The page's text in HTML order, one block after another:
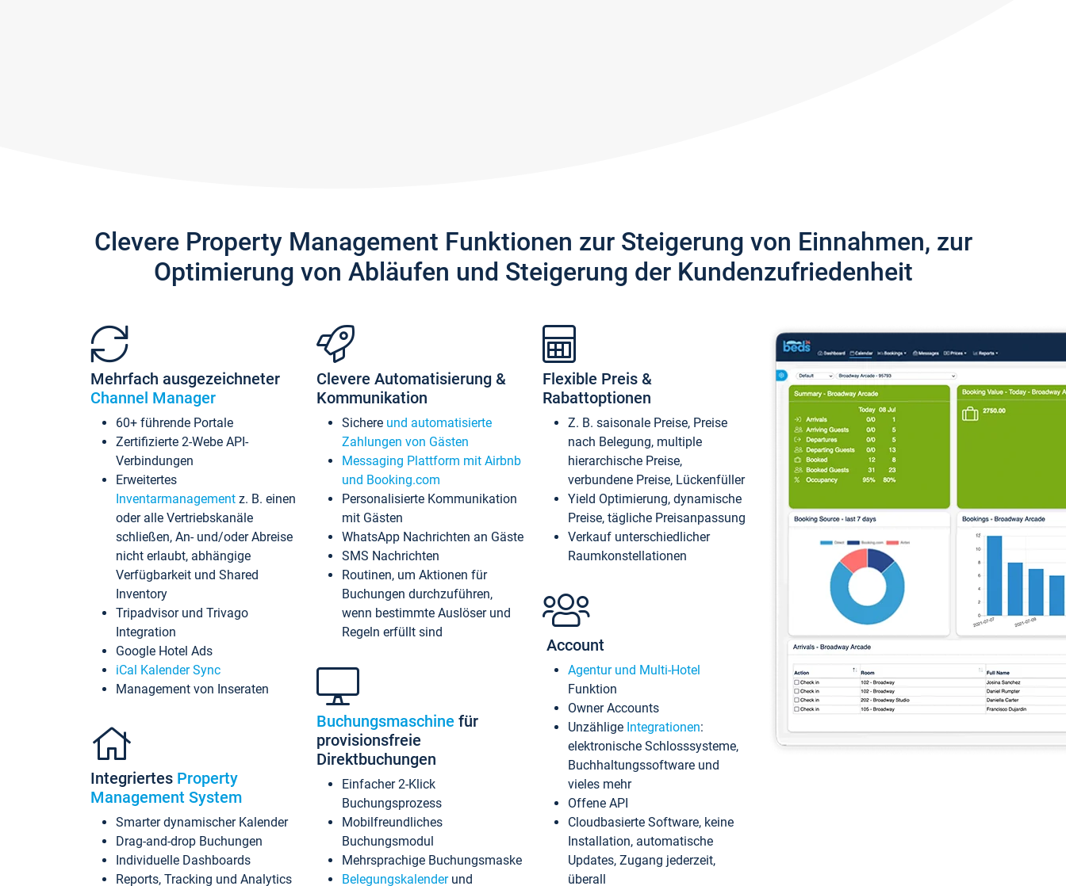
Clevere Property Management Funktionen zur Steigerung von Einnahmen, zur
Optimierung von Abläufen und Steigerung der Kundenzufriedenheit
Mehrfach ausgezeichneter
Channel Manager
60+ führende Portale
Zertifizierte 2-Webe API-
Verbindungen
Erweitertes
Inventarmanagement z. B. einen
oder alle Vertriebskanäle
schließen, An- und/oder Abreise
nicht erlaubt, abhängige
Verfügbarkeit und Shared
Inventory
Tripadvisor und Trivago
Integration
Google Hotel Ads
iCal Kalender Sync
Management von Inseraten
Integriertes Property
Management System
Smarter dynamischer Kalender
Drag-and-drop Buchungen
Individuelle Dashboards
Reports, Tracking und Analytics
Clevere Automatisierung &
Kommunikation
Sichere und automatisierte
Zahlungen von Gästen
Messaging Plattform mit Airbnb
und Booking.com
Personalisierte Kommunikation
mit Gästen
WhatsApp Nachrichten an Gäste
SMS Nachrichten
Routinen, um Aktionen für
Buchungen durchzuführen,
wenn bestimmte Auslöser und
Regeln erfüllt sind
Buchungsmaschine für
provisionsfreie
Direktbuchungen
Einfacher 2-Klick
Buchungsprozess
Mobilfreundliches
Buchungsmodul
Mehrsprachige Buchungsmaske
Belegungskalenderund
Flexible Preis &
Rabattoptionen
Z. B. saisonale Preise, Preise
nach Belegung, multiple
hierarchische Preise,
verbundene Preise, Lückenfüller
Yield Optimierung, dynamische
Preise, tägliche Preisanpassung
Verkauf unterschiedlicher
Raumkonstellationen
Account
Agentur und Multi-Hotel
Funktion
Owner Accounts
Unzählige Integrationen:
elektronische Schlosssysteme,
Buchhaltungssoftware und
vieles mehr
Offene API
Cloudbasierte Software, keine
Installation, automatische
Updates, Zugang jederzeit,
überall